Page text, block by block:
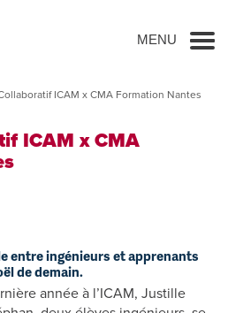
MENU
ICAM x CMA Formation Nantes
ICAM x CMA
entre ingénieurs et apprenants
de demain.
année à l’ICAM, Justille